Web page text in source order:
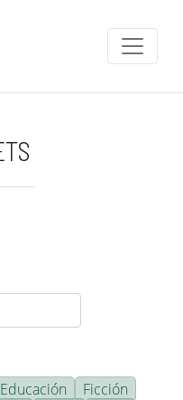
Educación
Ficción